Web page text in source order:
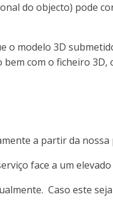
do objecto) pode
o modelo 3D
com o ficheiro
a partir da
face a um
Caso este